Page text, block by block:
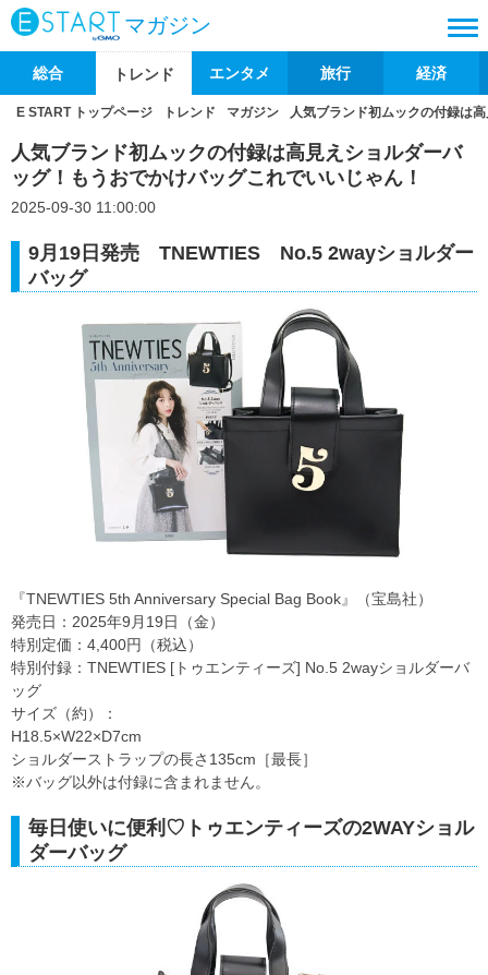
マガジン
総合 トレンド エンタメ 旅行 経済
E START トップページ トレンド マガジン 人気ブランド初ムックの付録は
人気ブランド初ムックの付録は高見えショルダーバ
ッグ！もうおでかけバッグこれでいいじゃん！
2025-09-30 11:00:00
9月19日発売 TNEWTIES No.5 2wayショルダー
バッグ
『TNEWTIES 5th Anniversary Special Bag Book』（宝島社）
発売日：2025年9月19日（金）
特別定価：4,400円（税込）
特別付録：TNEWTIES [トゥエンティーズ] No.5 2wayショルダーバ
ッグ
サイズ（約）：
H18.5×W22×D7cm
ショルダーストラップの長さ135cm［最長］
※バッグ以外は付録に含まれません。
毎日使いに便利♡トゥエンティーズの2WAYショル
ダーバッグ